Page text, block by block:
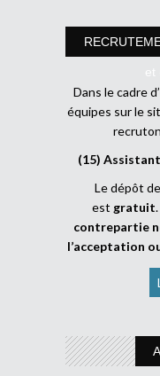
et
Dans le cadre
équipes sur le
(15)
Le dépôt
est gratuit.
contrepartie
l’acceptation